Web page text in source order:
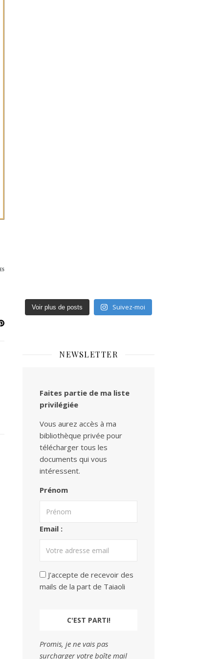
Voir plus de posts Suivez-moi
NEWSLETTER
Faites partie de ma liste
privilégiée
Vous aurez accès à ma
bibliothèque privée pour
télécharger tous les
documents qui vous
intéressent.
Prénom
Email :
J'accepte de recevoir des
mails de la part de Taiaoli
Promis, je ne vais pas
surcharger votre boîte mail